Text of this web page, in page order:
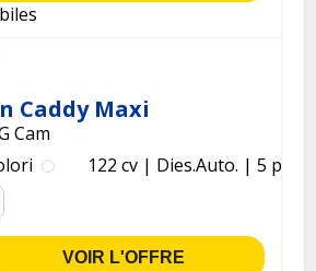
Caddy Maxi
Cam
122 cv Dies.Auto.
5 p.
VOIR L'OFFRE